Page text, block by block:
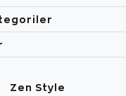
Zen Style